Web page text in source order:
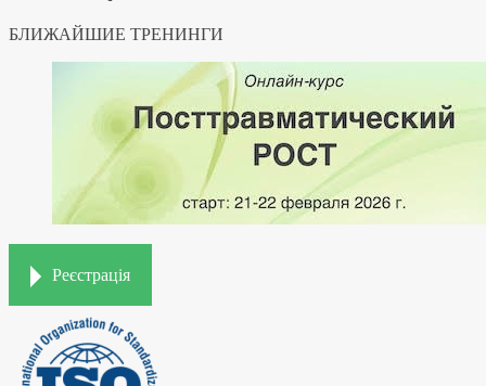
БЛИЖАЙШИЕ ТРЕНИНГИ
Реєстрація